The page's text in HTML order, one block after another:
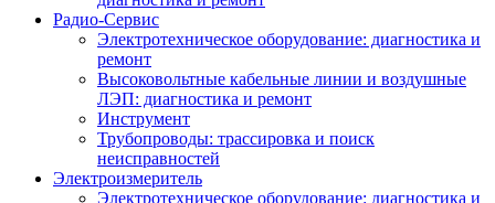
Радио-Cервис
Электротехническое оборудование: диагностика и
ремонт
Высоковольтные кабельные линии и воздушные
ЛЭП: диагностика и ремонт
Инструмент
Трубопроводы: трассировка и поиск
неисправностей
Электроизмеритель
Электротехническое оборудование: диагностика и